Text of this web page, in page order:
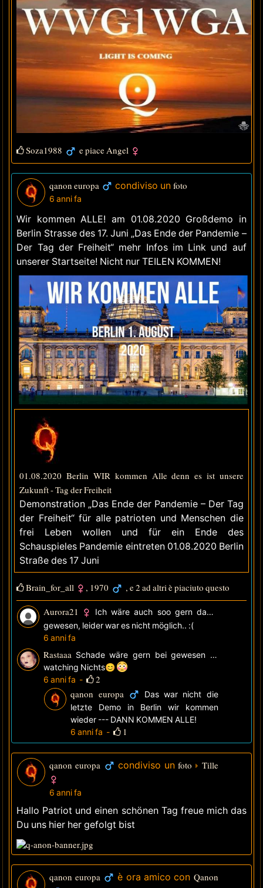
Soza1988 e piace Angel
qanon europa condiviso unfoto
6 anni fa
Wir kommen ALLE! am 01.08.2020 Großdemo in
Berlin Strasse des 17. Juni „Das Ende der Pandemie –
Der Tag der Freiheit“ mehr Infos im Link und auf
unserer Startseite! Nicht nur TEILEN KOMMEN!
01.08.2020 Berlin WIR kommen Alle denn es ist unsere
Zukunft - Tag der Freiheit
Demonstration „Das Ende der Pandemie – Der Tag
der Freiheit“ für alle patrioten und Menschen die
frei Leben wollen und für ein Ende des
Schauspieles Pandemie eintreten 01.08.2020 Berlin
Straße des 17 Juni
Brain_for_all , 1970 , e 2 ad altri è piaciuto questo
Aurora21
Ich wäre auch soo gern dabei
gewesen, leider war es nicht möglich.. :(
6 anni fa
Rastaaa Schade wäre gern bei gewesen —
watching Nichts😊
6 anni fa -
2
qanon europa
Das war nicht die
letzte Demo in Berlin wir kommen
wieder --- DANN KOMMEN ALLE!
6 anni fa - 1
qanon europa condiviso unfoto Tille
6 anni fa
Hallo Patriot und einen schönen Tag freue mich das
Du uns hier her gefolgt bist
qanon europa è ora amico con Qanon